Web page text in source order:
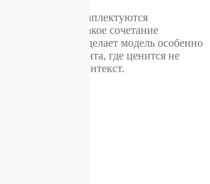
NOS и комплектуются
футляром. Такое сочетание
редкости делает модель особенно
сегмента, где ценится не
исторический контекст.